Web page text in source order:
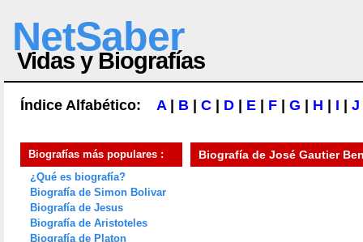
NetSaber
Vidas y Biografías
Índice Alfabético: A| B C D E F G H I J
Biografías más populares :
¿Qué es biografía?
Biografía de Simon Bolivar
Biografía de Jesus
Biografía de Aristoteles
Biografía de Platon
Biografía de José Gautier